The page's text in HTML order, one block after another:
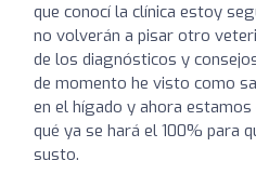
que conocí la clínica estoy
no volverán a pisar otro
de los diagnósticos y
de momento he visto como
en el hígado y ahora
qué ya se hará el 100% para
susto.